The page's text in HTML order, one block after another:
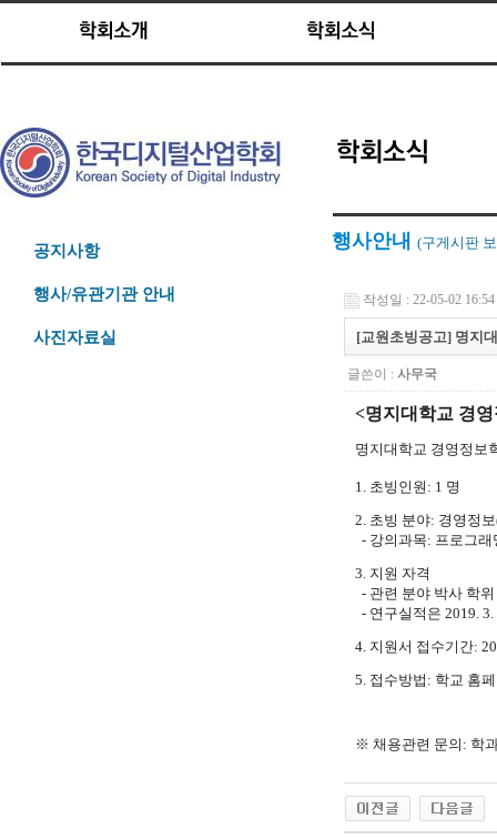
공지사항
행사/유관기관 안내
사진자료실
행사안내 (구게시판
작성일 : 22-05-02 16:54
[교원초빙공고] 명지
글쓴이 : 사무국
<명지대학교 경
명지대학교 경영정보
1. 초빙인원: 1 명
2. 초빙 분야: 경영정
- 강의과목: 프로그
3. 지원 자격
- 관련 분야 박사 학
- 연구실적은 2019.
4. 지원서 접수기간:
5. 접수방법: 학교 홈
※ 채용관련 문의 : 학